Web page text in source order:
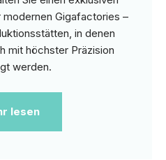
modernen Gigafactories –
in denen
mit höchster Präzision
werden.
lesen